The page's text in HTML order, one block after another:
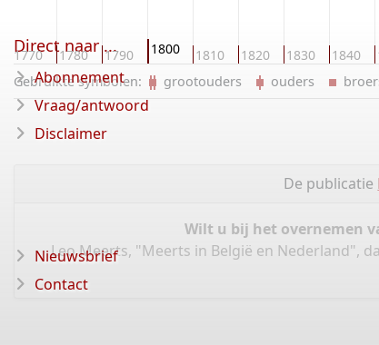
1770 1780 1790 1800 1810 1820 1830 1840
Gebruikte symbolen: grootouders ouders
De publicatie
Wilt u bij het overnemen
Leo Meerts, "Meerts in België en Nederland",
Direct naar ...
Abonnement
Vraag/antwoord
Disclaimer
Nieuwsbrief
Contact